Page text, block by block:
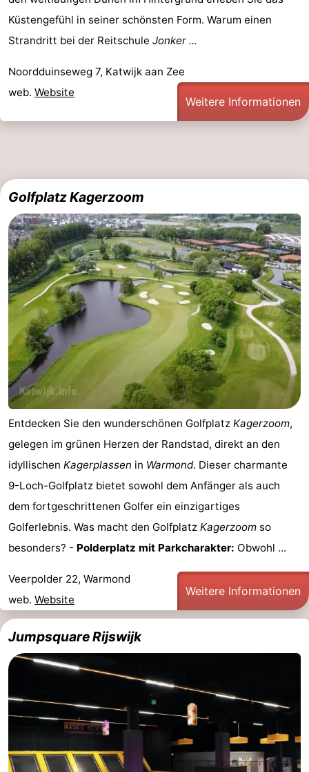
Küstengefühl in seiner schönsten Form. Warum einen
Strandritt bei der Reitschule Jonker ...
Noordduinseweg 7, Katwijk aan Zee
web. Website
Weitere Informationen
Golfplatz Kagerzoom
Entdecken Sie den wunderschönen Golfplatz Kagerzoom,
gelegen im grünen Herzen der Randstad, direkt an den
idyllischen Kagerplassen in Warmond. Dieser charmante
9-Loch-Golfplatz bietet sowohl dem Anfänger als auch
dem fortgeschrittenen Golfer ein einzigartiges
Golferlebnis. Was macht den Golfplatz Kagerzoom so
besonders? - Polderplatz mit Parkcharakter: Obwohl ...
Veerpolder 22, Warmond
web. Website
Weitere Informationen
Jumpsquare Rijswijk